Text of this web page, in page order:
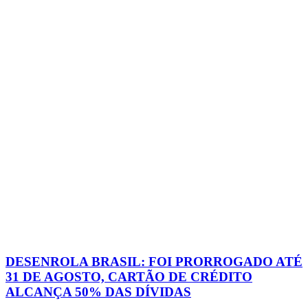
DESENROLA BRASIL: FOI PRORROGADO ATÉ
31 DE AGOSTO, CARTÃO DE CRÉDITO
ALCANÇA 50% DAS DÍVIDAS